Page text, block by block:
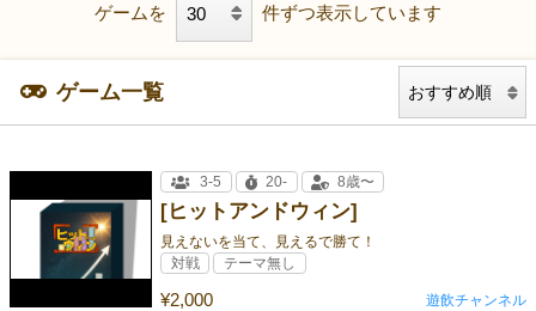
ゲームを 件ずつ表示しています
ゲーム一覧
[ヒットアンドウィン]
見えないを当て、見えるで勝て！
¥2,000
3-5 20- 8歳〜
対戦 テーマ無し
遊飲チャンネル